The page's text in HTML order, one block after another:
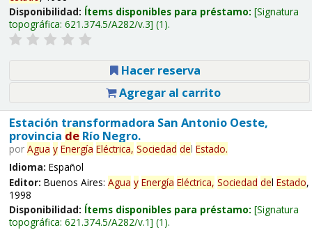
Disponibilidad: Ítems disponibles para préstamo: Signatura
topográfica: 621.374.5/A282/v.3 (1).
Hacer reserva
Agregar al carrito
Estación transformadora San Antonio Oeste,
provincia deRío Negro.
por Agua y Energía Eléctrica, Sociedad del Estado.
Idioma: Español
Editor: Buenos Aires: Agua y Energía Eléctrica, Sociedad del Estado,
1998
Disponibilidad: Ítems disponibles para préstamo: Signatura
topográfica: 621.374.5/A282/v.1 (1).